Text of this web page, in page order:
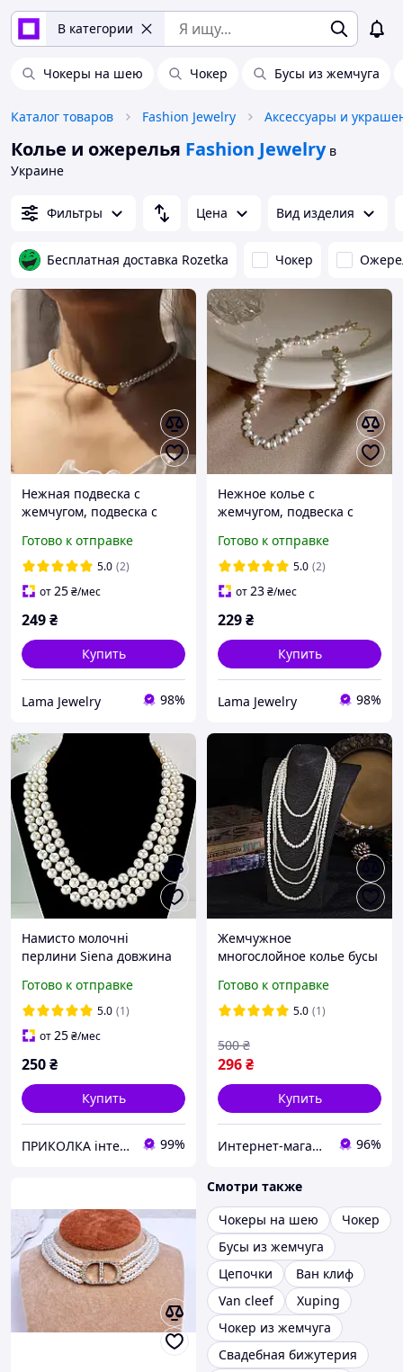
В категории
Чокеры на шею Чокер Бусы из жемчуга
Каталог товаров Fashion Jewelry Аксессуары и
Колье и ожерелья Fashion Jewelry в
Украине
Фильтры Цена Вид изделия
Бесплатная доставка Rozetka Чокер
Нежная подвеска с
жемчугом, подвеска с
жемчужинок, колье,
кулон, золото, украшение
Готово к отправке
5.0 (2)
от25₴/мес
249₴
Купить
Lama Jewelry 98%
Нежное колье с
жемчугом, подвеска с
золото, подарок,
украшение, цепочка,
чокер
Готово к отправке
5.0 (2)
от23₴/мес
229₴
Купить
Lama Jewelry 98%
Намисто молочні
перлини Siena довжина
Fashion Jewelry
Готово к отправке
5.0 (1)
от25₴/мес
250₴
Купить
ПРИКОЛКА інтернет-магазин 99%
Жемчужное
многослойное колье бусы
Готово к отправке
5.0 (1)
296₴
500 ₴
Купить
Интернет-магазин "Korni" 96%
Смотри также
Чокеры на шею
Чокер
Бусы из жемчуга
Цепочки
Ван клиф
Van cleef
Xuping
Чокер из жемчуга
Свадебная бижутерия